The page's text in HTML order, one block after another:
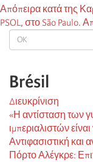
OK
Brésil
Διευκρίνιση
«Η αντίσταση των
ιμπεριαλιστών
Αντιφασιστική και
Πόρτο Αλέγκρε:
Απόπειρα κατά της
PSOL, στο São Paulo.